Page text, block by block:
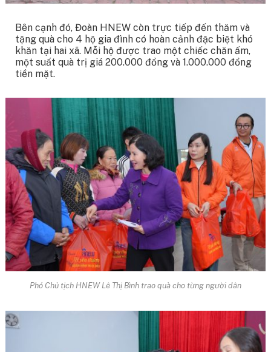
Bên cạnh đó, Đoàn HNEW còn trực tiếp đến thăm và
tặng quà cho 4 hộ gia đình có hoàn cảnh đặc biệt khó
khăn tại hai xã. Mỗi hộ được trao một chiếc chăn ấm,
một suất quà trị giá 200.000 đồng và 1.000.000 đồng
tiền mặt.
Phó Chủ tịch HNEW Lê Thị Bình trao quà cho từng người dân